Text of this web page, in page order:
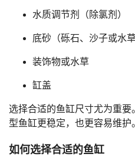
水质调节剂（除氯剂）
底砂（砾石、沙子或水
装饰物或水草
缸盖
选择合适的鱼缸尺寸尤为重
型鱼缸更稳定，也更容易维护
如何选择合适的鱼缸